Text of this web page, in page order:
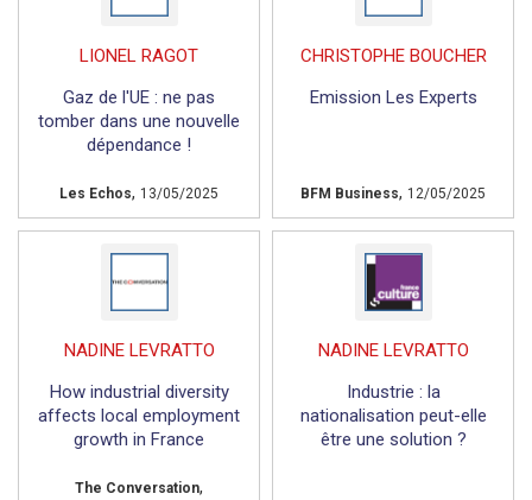
LIONEL RAGOT
Gaz de l'UE : ne pas
tomber dans une nouvelle
dépendance !
Les Echos, 13/05/2025
CHRISTOPHE BOUCHER
Emission Les Experts
BFM Business, 12/05/2025
NADINE LEVRATTO
How industrial diversity
affects local employment
growth in France
The Conversation,
NADINE LEVRATTO
Industrie : la
nationalisation peut-elle
être une solution ?